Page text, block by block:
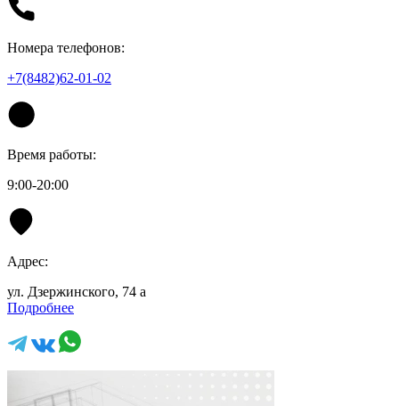
Номера телефонов:
+7(8482)62-01-02
Время работы:
9:00-20:00
Адрес:
ул. Дзержинского, 74 а
Подробнее